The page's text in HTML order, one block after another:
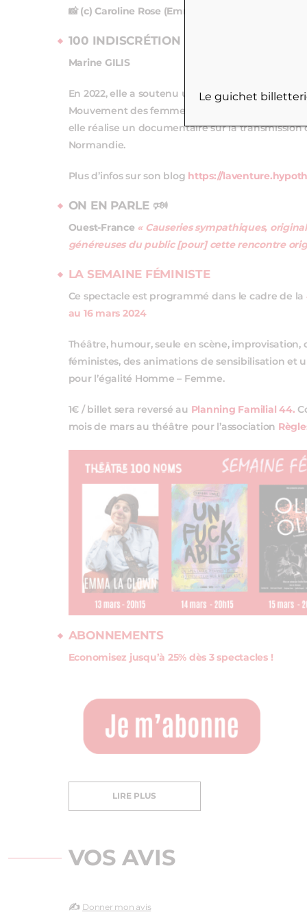
📸 (c) Caroline Rose (Emma)
100 INDISCRÉTION
Marine GILIS
En 2022, elle a soutenu une thèse sur
Mouvement des femmes en Bretagne et Pays
elle réalise un documentaire sur la
Normandie.
Plus d’infos sur son blog https://
ON EN PARLE 🕬
Ouest-France « Causeries sympathiques,
généreuses du public [pour] cette rencontre
LA SEMAINE FÉMINISTE
Ce spectacle est programmé dans le cadre de la
au 16 mars 2024
Théâtre, humour, seule en scène, improvisation,
féministes, des animations de sensibilisation et
pour l’égalité Homme – Femme.
1€ / billet sera reversé au Planning Familial 44.
mois de mars au théâtre pour l’association
ABONNEMENTS
Economisez jusqu’à 25% dès 3 spectacles !
LIRE PLUS
VOS AVIS
✍️ Donner mon avis
Le guichet